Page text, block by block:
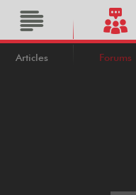
Articles Forums